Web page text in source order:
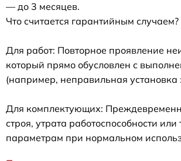
— до 3 месяцев.
Что считается гарантийным случаем?
Для работ: Повторное проявление
который прямо обусловлен с
(например, неправильная установка
Для комплектующих:
строя, утрата работоспособности
параметрам при нормальном